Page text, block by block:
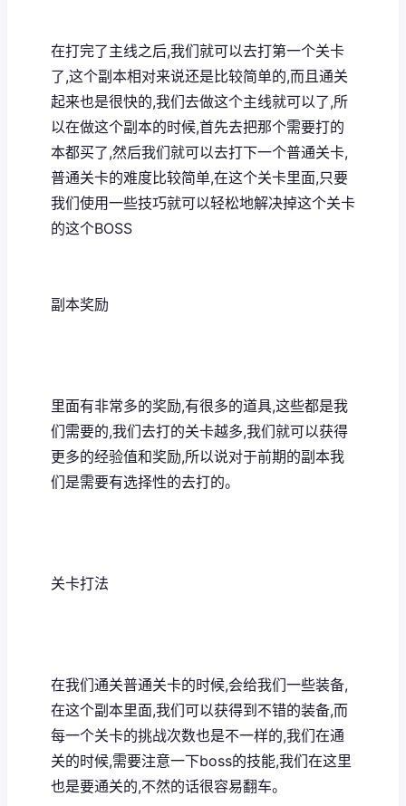
在打完了主线之后,我们就可以去打第一个关卡
了,这个副本相对来说还是比较简单的,而且通关
起来也是很快的,我们去做这个主线就可以了,所
以在做这个副本的时候,首先去把那个需要打的
本都买了,然后我们就可以去打下一个普通关卡,
普通关卡的难度比较简单,在这个关卡里面,只要
我们使用一些技巧就可以轻松地解决掉这个关卡
的这个BOSS
副本奖励
里面有非常多的奖励,有很多的道具,这些都是我
们需要的,我们去打的关卡越多,我们就可以获得
更多的经验值和奖励,所以说对于前期的副本我
们是需要有选择性的去打的。
关卡打法
在我们通关普通关卡的时候,会给我们一些装备,
在这个副本里面,我们可以获得到不错的装备,而
每一个关卡的挑战次数也是不一样的,我们在通
关的时候,需要注意一下boss的技能,我们在这里
也是要通关的,不然的话很容易翻车。